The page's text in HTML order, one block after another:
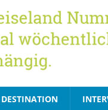
DESTINATION